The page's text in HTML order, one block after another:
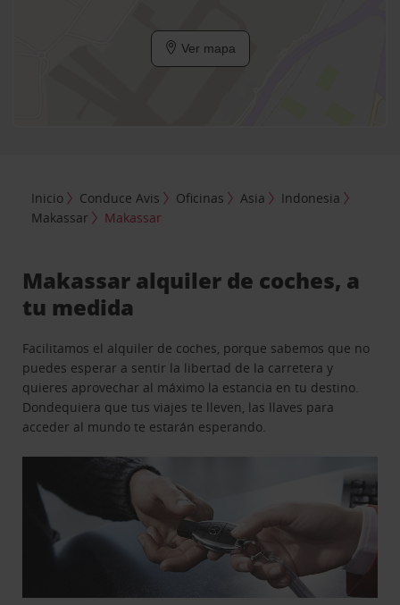
Ver mapa
Inicio Conduce Avis Oficinas Asia
Indonesia
Makassar
Makassar
Makassar alquiler de coches, a
tu medida
Facilitamos el alquiler de coches, porque sabemos que no
puedes esperar a sentir la libertad de la carretera y
quieres aprovechar al máximo la estancia en tu destino.
Dondequiera que tus viajes te lleven, las llaves para
acceder al mundo te estarán esperando.